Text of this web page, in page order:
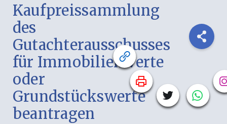
Kaufpreissammlung
des
Gutachterausschusses
für Immobilienwerte
oder
Grundstückswerte
beantragen